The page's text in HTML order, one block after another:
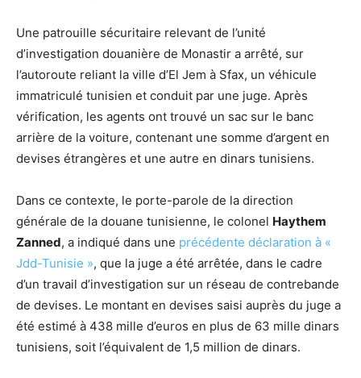
Une patrouille sécuritaire relevant de l’unité
d’investigation douanière de Monastir a arrêté, sur
l’autoroute reliant la ville d’El Jem à Sfax, un véhicule
immatriculé tunisien et conduit par une juge. Après
vérification, les agents ont trouvé un sac sur le banc
arrière de la voiture, contenant une somme d’argent en
devises étrangères et une autre en dinars tunisiens.
Dans ce contexte, le porte-parole de la direction
générale de la douane tunisienne, le colonel Haythem
Zanned, a indiqué dans une précédente déclaration à «
Jdd-Tunisie », que la juge a été arrêtée, dans le cadre
d’un travail d’investigation sur un réseau de contrebande
de devises. Le montant en devises saisi auprès du juge a
été estimé à 438 mille d’euros en plus de 63 mille dinars
tunisiens, soit l’équivalent de 1,5 million de dinars.